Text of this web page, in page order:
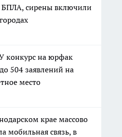
БПЛА, сирены включили
конкурс на юрфак
504 заявлений на
место
крае массово
мобильная связь, в